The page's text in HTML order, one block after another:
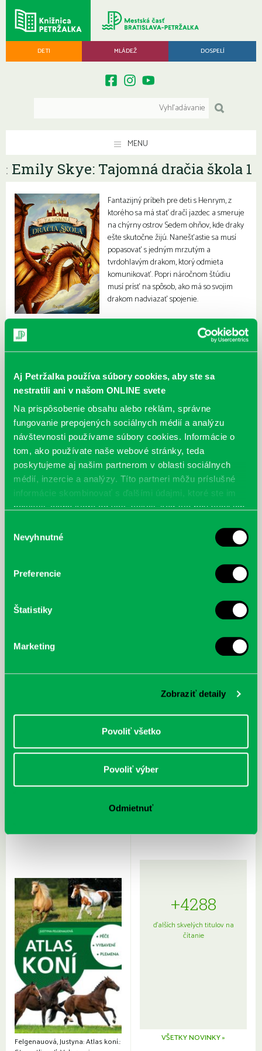
Aj Petržalka používa súbory cookies, aby ste sa
nestratili ani v našom ONLINE svete
Na prispôsobenie obsahu alebo reklám, správne
fungovanie prepojených sociálnych médií a analýzu
návštevnosti používame súbory cookies. Informácie o
tom, ako používate naše webové stránky, teda
poskytujeme aj našim partnerom v oblasti sociálnych
médií, inzercie a analýzy. Títo partneri môžu príslušné
informácie skombinovať s ďalšími údajmi, ktoré ste im
poskytli, alebo ktoré od vás získali, keď ste používali ich
súhlasu
Nevyhnutné
Preferencie
Štatistiky
Marketing
Zobraziť detaily
Povoliť všetko
Povoliť výber
Odmietnuť
DETI MLÁDEŽ DOSPELÍ
MENU
: Emily Skye: Tajomná dračia škola 1
Fantazijný príbeh pre deti s Henrym, z
ktorého sa má stať dračí jazdec a smeruje
na chýrny ostrov Sedem ohňov, kde draky
ešte skutočne žijú. Nanešťastie sa musí
popasovať s jedným mrzutým a
tvrdohlavým drakom, ktorý odmieta
komunikovať. Popri náročnom štúdiu
musí prísť na spôsob, ako má so svojim
drakom nadviazať spojenie.
McGrath, Andy: Tadej Pogačar:
nezastaviteľný
Rudź, Przemyslaw: Atlas hviezd:
Hardy, Paula: Japonsko na tanieri:
japonskou kuchyňou a etiketou
Felgenauová, Justyna: Atlas koní.:
+4288
ďalších skvelých titulov na
čítanie
VŠETKY NOVINKY »